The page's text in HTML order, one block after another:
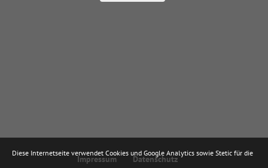
Impressum Datenschutz
Diese Internetseite verwendet Cookies und Google Analytics sowie Stetic für die